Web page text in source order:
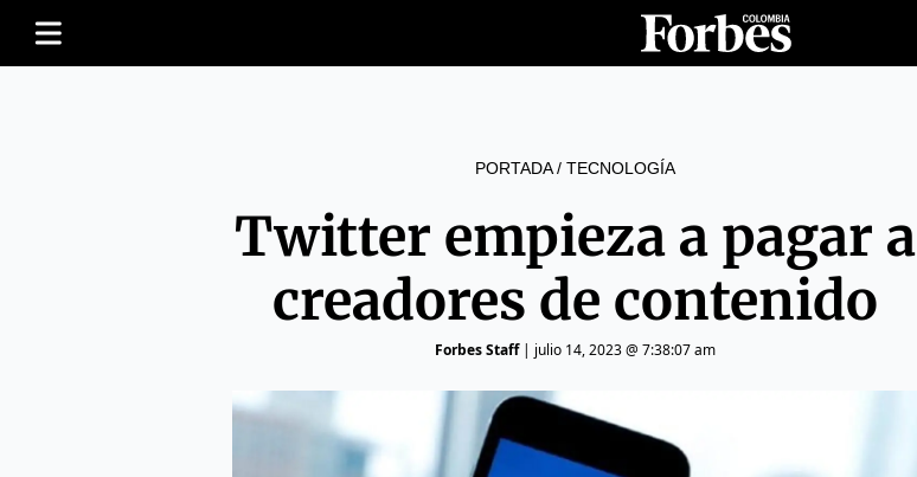
PORTADA/ TECNOLOGÍA
Twitter empieza a pagar a
creadores de contenido
Forbes Staff| julio 14, 2023 @ 7:38:07 am